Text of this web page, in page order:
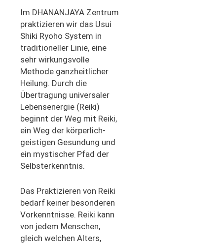
Im DHANANJAYA Zentrum
praktizieren wir das Usui
Shiki Ryoho System in
traditioneller Linie, eine
sehr wirkungsvolle
Methode ganzheitlicher
Heilung. Durch die
Übertragung universaler
Lebensenergie (Reiki)
beginnt der Weg mit Reiki,
ein Weg der körperlich-
geistigen Gesundung und
ein mystischer Pfad der
Selbsterkenntnis.
Das Praktizieren von Reiki
bedarf keiner besonderen
Vorkenntnisse. Reiki kann
von jedem Menschen,
gleich welchen Alters,